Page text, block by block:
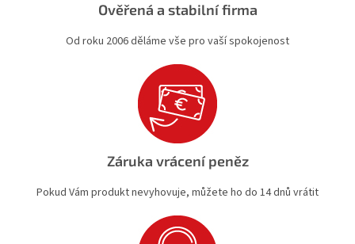
Ověřená a stabilní firma
Od roku 2006 děláme vše pro vaší spokojenost
Záruka vrácení peněz
Pokud Vám produkt nevyhovuje, můžete ho do 14 dnů vrátit